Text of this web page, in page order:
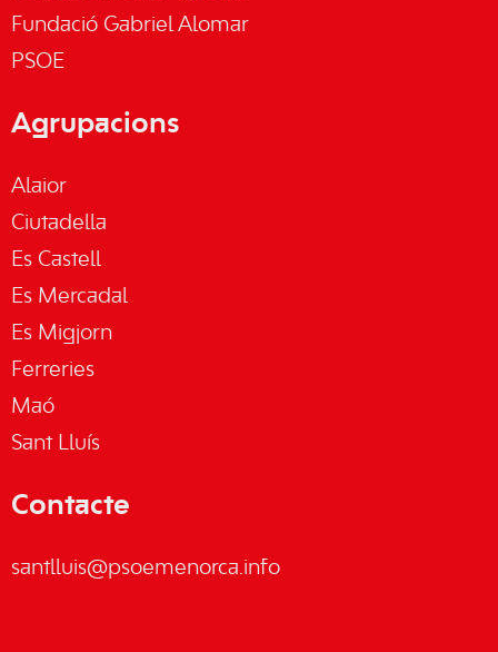
Fundació Gabriel Alomar
PSOE
Agrupacions
Alaior
Ciutadella
Es Castell
Es Mercadal
Es Migjorn
Ferreries
Maó
Sant Lluís
Contacte
santlluis@psoemenorca.info